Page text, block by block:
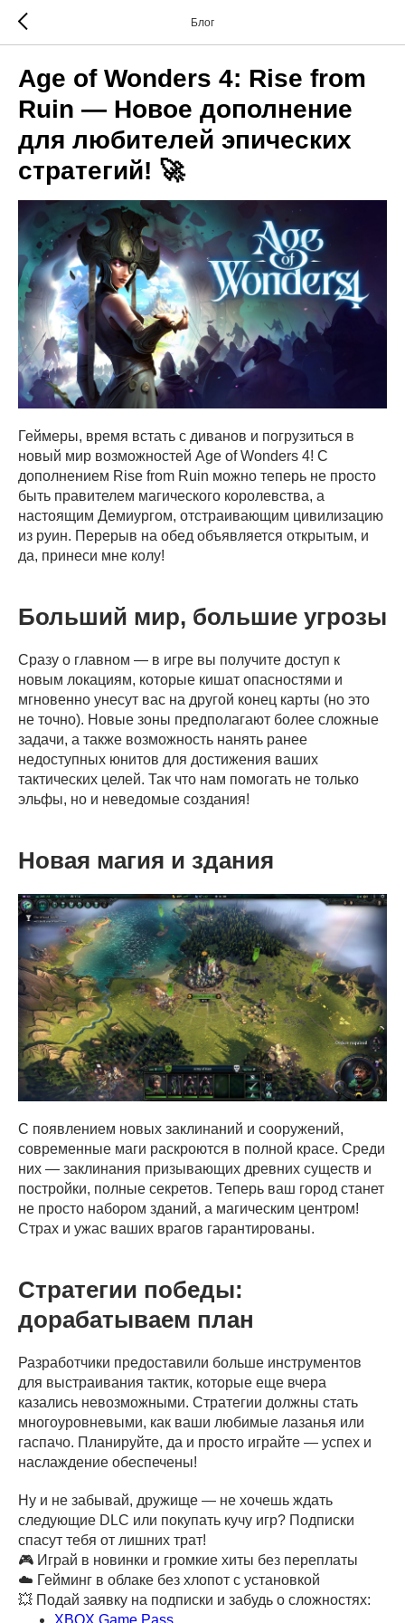
Блог
Age of Wonders 4: Rise from
Ruin — Новое дополнение
для любителей эпических
стратегий! 🚀
Геймеры, время встать с диванов и погрузиться в
новый мир возможностей Age of Wonders 4! С
дополнением Rise from Ruin можно теперь не просто
быть правителем магического королевства, а
настоящим Демиургом, отстраивающим цивилизацию
из руин. Перерыв на обед объявляется открытым, и
да, принеси мне колу!
Больший мир, большие угрозы
Сразу о главном — в игре вы получите доступ к
новым локациям, которые кишат опасностями и
мгновенно унесут вас на другой конец карты (но это
не точно). Новые зоны предполагают более сложные
задачи, а также возможность нанять ранее
недоступных юнитов для достижения ваших
тактических целей. Так что нам помогать не только
эльфы, но и неведомые создания!
Новая магия и здания
С появлением новых заклинаний и сооружений,
современные маги раскроются в полной красе. Среди
них — заклинания призывающих древних существ и
постройки, полные секретов. Теперь ваш город станет
не просто набором зданий, а магическим центром!
Страх и ужас ваших врагов гарантированы.
Стратегии победы:
дорабатываем план
Разработчики предоставили больше инструментов
для выстраивания тактик, которые еще вчера
казались невозможными. Стратегии должны стать
многоуровневыми, как ваши любимые лазанья или
гаспачо. Планируйте, да и просто играйте — успех и
наслаждение обеспечены!
Ну и не забывай, дружище — не хочешь ждать
следующие DLC или покупать кучу игр? Подписки
спасут тебя от лишних трат!
🎮 Играй в новинки и громкие хиты без переплаты
☁️ Гейминг в облаке без хлопот с установкой
💥 Подай заявку на подписки и забудь о сложностях:
XBOX Game Pass